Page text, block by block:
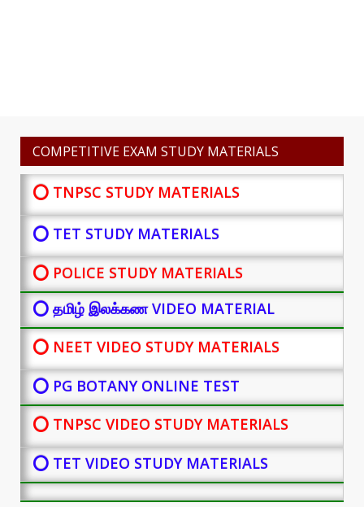
COMPETITIVE EXAM STUDY MATERIALS
⭕ TNPSC STUDY MATERIALS
⭕ TET STUDY MATERIALS
⭕ POLICE STUDY MATERIALS
⭕ தமிழ் இலக்கண VIDEO MATERIAL
⭕ NEET VIDEO STUDY MATERIALS
⭕ PG BOTANYONLINE TEST
⭕ TNPSC VIDEO STUDY MATERIALS
⭕ TET VIDEO STUDY MATERIALS